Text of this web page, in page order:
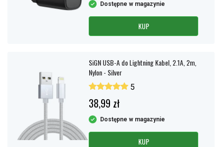
Dostępne w magazynie
KUP
SiGN USB-A do Lightning Kabel, 2.1A, 2m,
Nylon - Silver
5
38,99 zł
Dostępne w magazynie
KUP